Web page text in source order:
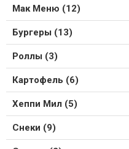
Мак Меню (12)
Бургеры (13)
Роллы (3)
Картофель (6)
Хеппи Мил (5)
Снеки (9)